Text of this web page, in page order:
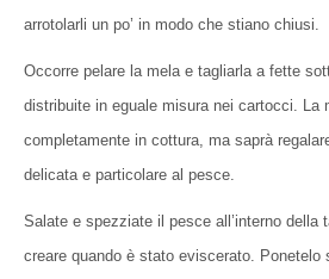
arrotolarli un po’ in modo che stiano chiusi.
Occorre pelare la mela e tagliarla a fette
distribuite in eguale misura nei cartocci. La
completamente in cottura, ma saprà
delicata e particolare al pesce.
Salate e spezziate il pesce all’interno della
creare quando è stato eviscerato. Ponetelo